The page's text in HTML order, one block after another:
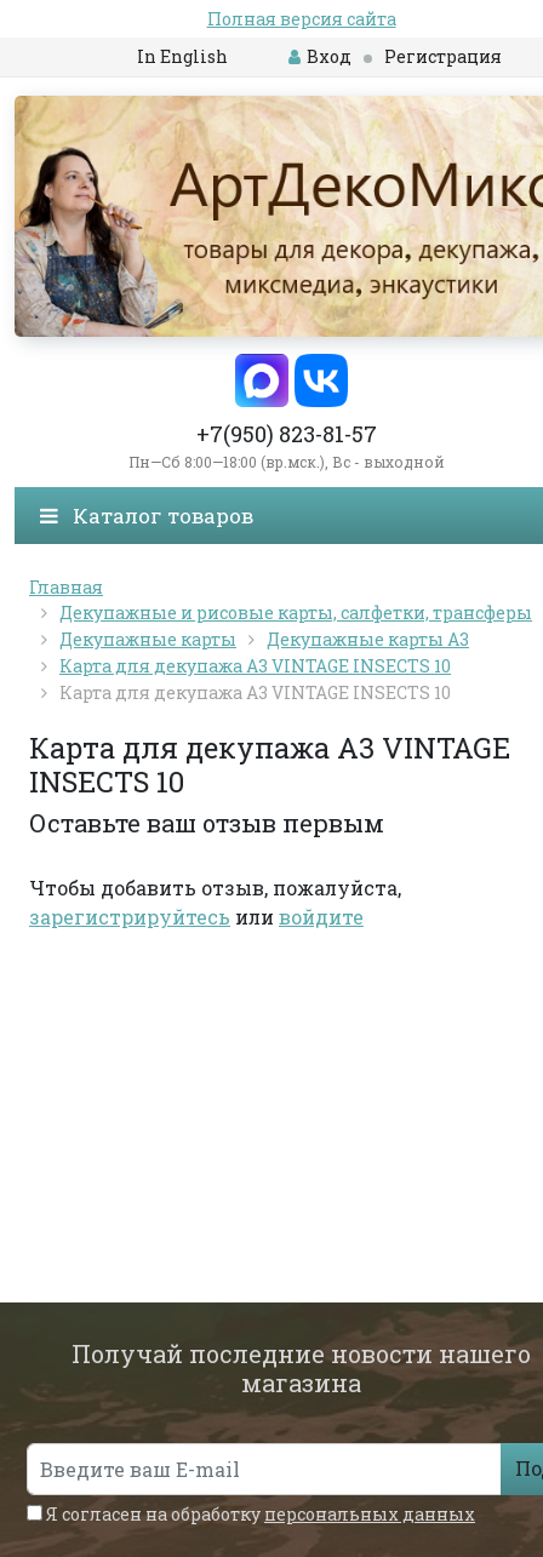
Полная версия сайта
In English
Вход Регистрация
+7(950) 823-81-57
Пн—Сб 8:00—18:00 (вр.мск.), Вс - выходной
Каталог товаров
Главная
Декупажные и рисовые карты, салфетки, трансферы
Декупажные карты
Декупажные карты А3
Карта для декупажа А3 VINTAGE INSECTS 10
Карта для декупажа А3 VINTAGE INSECTS 10
Карта для декупажа А3 VINTAGE
INSECTS 10
Оставьте ваш отзыв первым
Чтобы добавить отзыв, пожалуйста,
зарегистрируйтесь или войдите
Получай последние новости нашего
магазина
Я согласен на обработку персональных данных